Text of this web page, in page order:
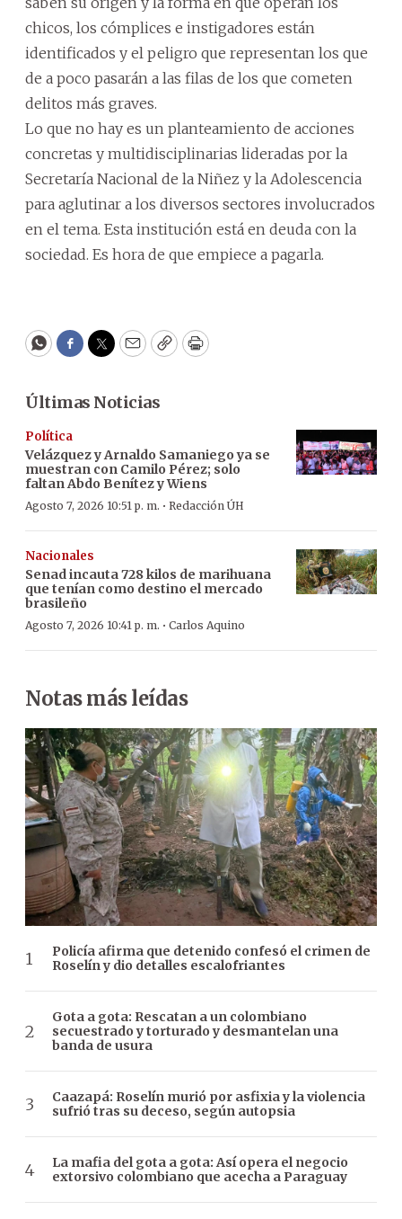
chicos, los cómplices e instigadores están
identificados y el peligro que representan los que
de a poco pasarán a las filas de los que cometen
delitos más graves.
Lo que no hay es un planteamiento de acciones
concretas y multidisciplinarias lideradas por la
Secretaría Nacional de la Niñez y la Adolescencia
para aglutinar a los diversos sectores involucrados
en el tema. Esta institución está en deuda con la
sociedad. Es hora de que empiece a pagarla.
WhatsApp
Facebook
Twitter
EmailCopyPrint
Últimas Noticias
Política
Velázquez y Arnaldo Samaniego ya se
muestran con Camilo Pérez; solo
faltan Abdo Benítez y Wiens
Agosto 7, 2026 10:51 p. m. · Redacción ÚH
Nacionales
Senad incauta 728 kilos de marihuana
que tenían como destino el mercado
brasileño
Agosto 7, 2026 10:41 p. m. · Carlos Aquino
Notas más leídas
Policía afirma que detenido confesó el crimen de
Roselín y dio detalles escalofriantes
Gota a gota: Rescatan a un colombiano
secuestrado y torturado y desmantelan una
banda de usura
Caazapá: Roselín murió por asfixia y la violencia
sufrió tras su deceso, según autopsia
La mafia del gota a gota: Así opera el negocio
extorsivo colombiano que acecha a Paraguay